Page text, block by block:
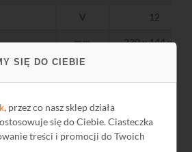
SIĘ DO CIEBIE
, przez co nasz sklep działa
się do Ciebie. Ciasteczka
treści i promocji do Twoich
V 12
mm 230 x 144 x 35
instrukcja
router, zasilacz